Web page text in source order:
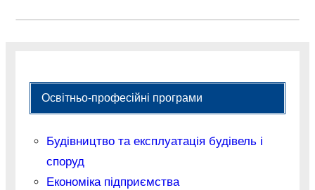
Освітньо-професійні програми
Будівництво та експлуатація будівель і
споруд
Економіка підприємства